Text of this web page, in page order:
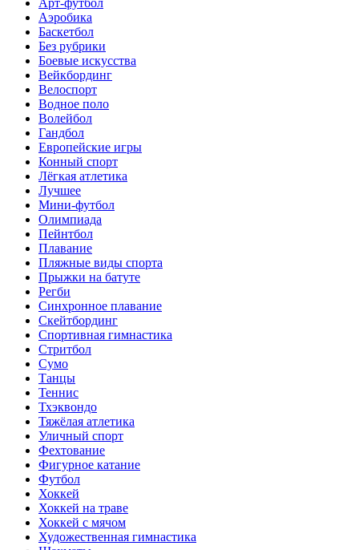
Арт-футбол
Аэробика
Баскетбол
Без рубрики
Боевые искусства
Вейкбординг
Велоспорт
Водное поло
Волейбол
Гандбол
Европейские игры
Конный спорт
Лёгкая атлетика
Лучшее
Мини-футбол
Олимпиада
Пейнтбол
Плавание
Пляжные виды спорта
Прыжки на батуте
Регби
Синхронное плавание
Скейтбординг
Спортивная гимнастика
Стритбол
Сумо
Танцы
Теннис
Тхэквондо
Тяжёлая атлетика
Уличный спорт
Фехтование
Фигурное катание
Футбол
Хоккей
Хоккей на траве
Хоккей с мячом
Художественная гимнастика